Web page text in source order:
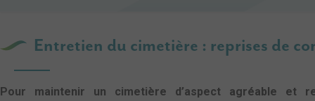
Entretien du cimetière : reprises de
Pour maintenir un cimetière d’aspect agréable et